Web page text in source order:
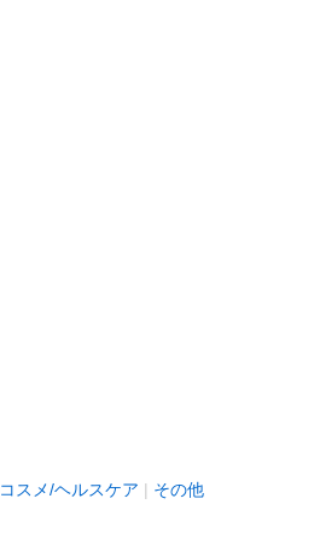
コスメ/ヘルスケア その他